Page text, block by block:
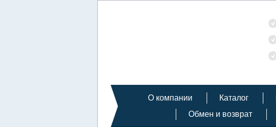
О компании Каталог
Обмен и возврат